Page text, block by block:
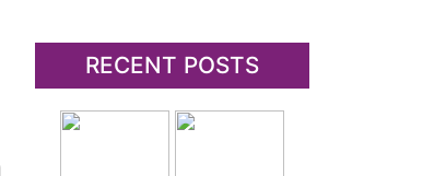
RECENT POSTS